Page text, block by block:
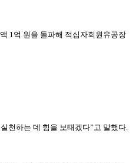
1억 원을 돌파해 적십자회원유공장
천하는 데 힘을 보태겠다”고 말했다.